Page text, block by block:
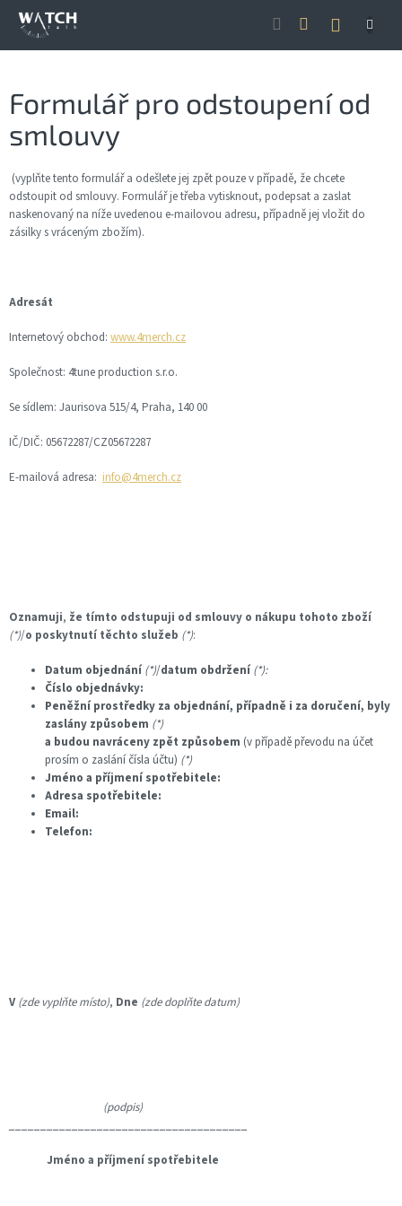
obsah
Formulář pro odstoupení od
smlouvy
(vyplňte tento formulář a odešlete jej zpět pouze v případě, že chcete
odstoupit od smlouvy. Formulář je třeba vytisknout, podepsat a zaslat
naskenovaný na níže uvedenou e-mailovou adresu, případně jej vložit do
zásilky s vráceným zbožím).
Adresát
Internetový obchod: www.4merch.cz
Společnost: 4tune production s.r.o.
Se sídlem: Jaurisova 515/4, Praha, 140 00
IČ/DIČ: 05672287/CZ05672287
E-mailová adresa: info@4merch.cz
Oznamuji, že tímto odstupuji od smlouvy o nákupu tohoto zboží
(*)/o poskytnutí těchto služeb (*):
Datum objednání (*)/datum obdržení (*):
Číslo objednávky:
Peněžní prostředky za objednání, případně i za doručení, byly
zaslány způsobem (*)
a budou navráceny zpět způsobem (v případě převodu na účet
prosím o zaslání čísla účtu) (*)
Jméno a příjmení spotřebitele:
Adresa spotřebitele:
Email:
Telefon:
V(zde vyplňte místo), Dne (zde doplňte datum)
(podpis)
______________________________________
Jméno a příjmení spotřebitele